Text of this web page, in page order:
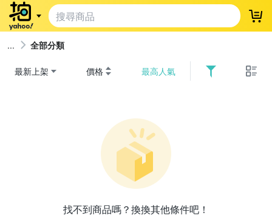
登
全部分類
最新上架 價格 最高人氣
找不到商品嗎？換換其他條件吧！